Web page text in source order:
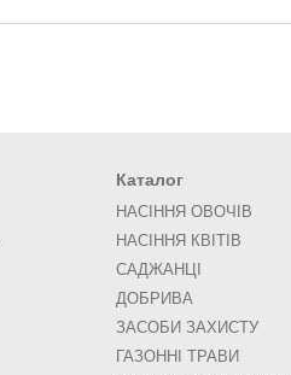
Каталог
НАСІННЯ ОВОЧІВ
НАСІННЯ КВІТІВ
САДЖАНЦІ
ДОБРИВА
ЗАСОБИ ЗАХИСТУ
ГАЗОННІ ТРАВИ